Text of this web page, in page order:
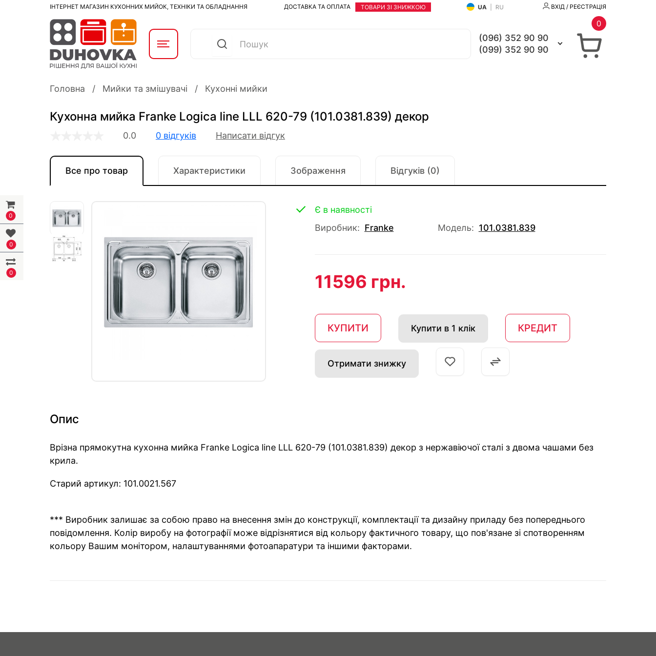
0
0
0
ІНТЕРНЕТ МАГАЗИН КУХОННИХ МИЙОК, ТЕХНІКИ ТА ОБЛАДНАННЯ ДОСТАВКА ТА ОПЛАТА ТОВАРИ ЗІ ЗНИЖКОЮ UA RU ВХІД / РЕЄСТРАЦІЯ
(096) 352 90 90
(099) 352 90 90
0
Головна Мийки та змішувачі Кухонні мийки
Кухонна мийка Franke Logica line LLL 620-79 (101.0381.839) декор
0.0 0 відгуків Написати відгук
Все про товар Характеристики Зображення Відгуків (0)
Є в наявності
Виробник: Franke Модель: 101.0381.839
11596 грн.
КУПИТИ Купити в 1 клік КРЕДИТ
Отримати знижку
Опис
Врізна прямокутна кухонна мийка Franke Logica line LLL 620-79 (101.0381.839) декор з нержавіючої сталі з двома чашами без
крила.
Старий артикул: 101.0021.567
*** Виробник залишає за собою право на внесення змін до конструкції, комплектації та дизайну приладу без попереднього
повідомлення. Колір виробу на фотографії може відрізнятися від кольору фактичного товару, що пов'язане зі спотворенням
кольору Вашим монітором, налаштуваннями фотоапаратури та іншими факторами.